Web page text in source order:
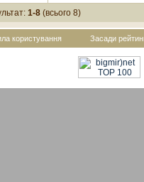
1-8 (всього 8)
користування Засади